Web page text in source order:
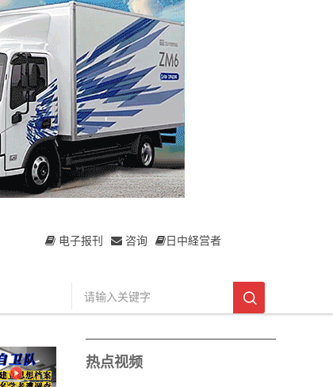
电子报刊 咨询 日中経営者
热点视频